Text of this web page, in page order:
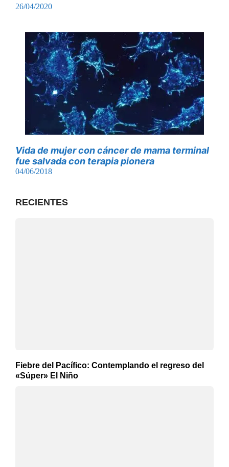
26/04/2020
Vida de mujer con cáncer de mama terminal
fue salvada con terapia pionera
04/06/2018
RECIENTES
Fiebre del Pacífico: Contemplando el regreso del
«Súper» El Niño